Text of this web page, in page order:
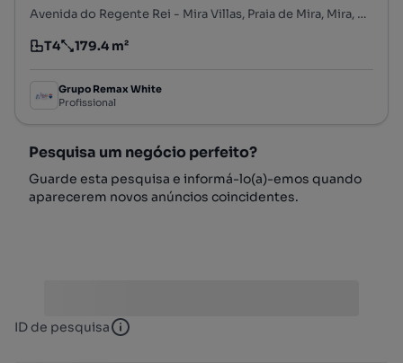
Avenida do Regente Rei - Mira Villas, Praia de Mira, Mira, Coimbra
Tipologia
T4
Preço por metro quadrado
179.4 m²
Grupo Remax White
Profissional
Pesquisa um negócio perfeito?
Guarde esta pesquisa e informá-lo(a)-emos quando
aparecerem novos anúncios coincidentes.
ID de pesquisa ID de pesquisa